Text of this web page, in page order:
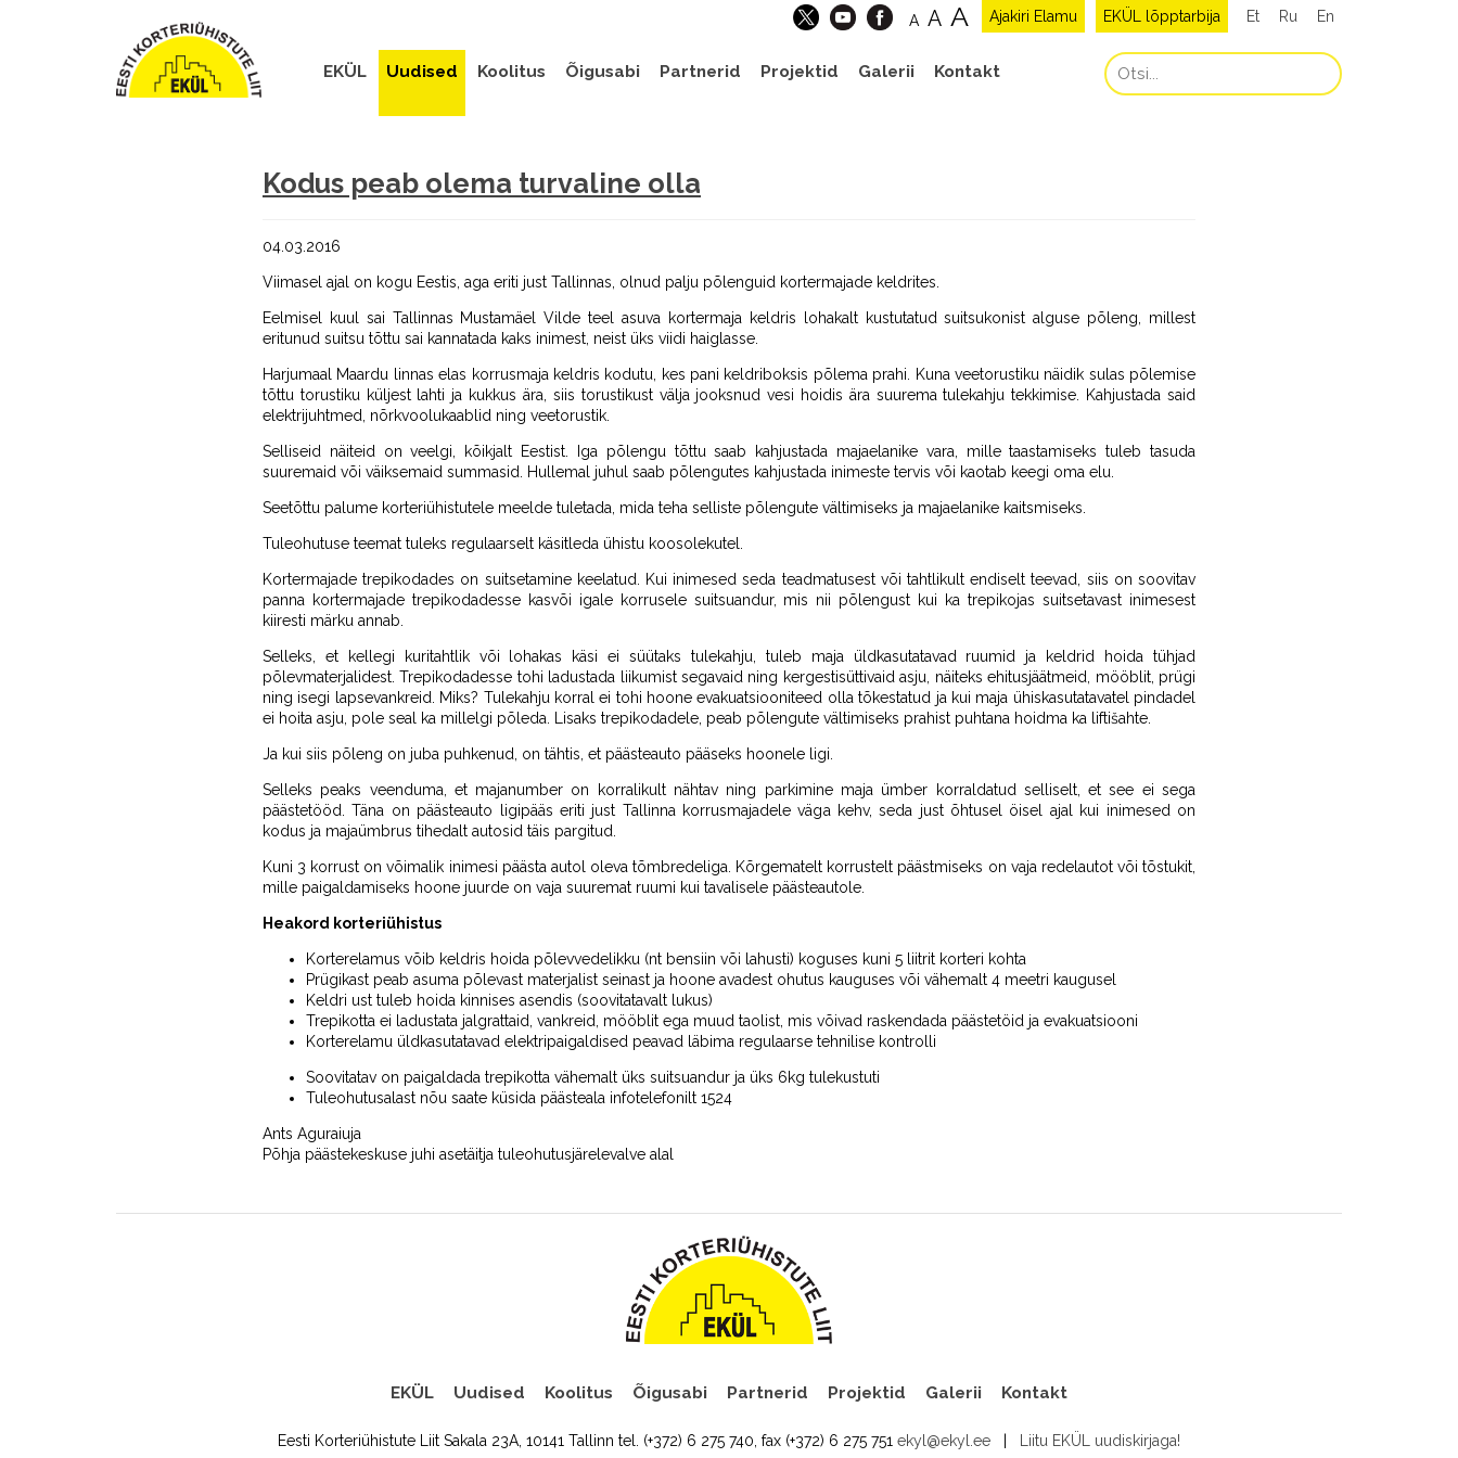
Et Ru En
EKÜL lõpptarbija
Ajakiri Elamu
A A A
EKÜL Uudised Koolitus Õigusabi Partnerid Projektid Galerii Kontakt
Kodus peab olema turvaline olla
04.03.2016
Viimasel ajal on kogu Eestis, aga eriti just Tallinnas, olnud palju põlenguid kortermajade keldrites.
Eelmisel kuul sai Tallinnas Mustamäel Vilde teel asuva kortermaja keldris lohakalt kustutatud suitsukonist alguse põleng, millest
eritunud suitsu tõttu sai kannatada kaks inimest, neist üks viidi haiglasse.
Harjumaal Maardu linnas elas korrusmaja keldris kodutu, kes pani keldriboksis põlema prahi. Kuna veetorustiku näidik sulas põlemise
tõttu torustiku küljest lahti ja kukkus ära, siis torustikust välja jooksnud vesi hoidis ära suurema tulekahju tekkimise. Kahjustada said
elektrijuhtmed, nõrkvoolukaablid ning veetorustik.
Selliseid näiteid on veelgi, kõikjalt Eestist. Iga põlengu tõttu saab kahjustada majaelanike vara, mille taastamiseks tuleb tasuda
suuremaid või väiksemaid summasid. Hullemal juhul saab põlengutes kahjustada inimeste tervis või kaotab keegi oma elu.
Seetõttu palume korteriühistutele meelde tuletada, mida teha selliste põlengute vältimiseks ja majaelanike kaitsmiseks.
Tuleohutuse teemat tuleks regulaarselt käsitleda ühistu koosolekutel.
Kortermajade trepikodades on suitsetamine keelatud. Kui inimesed seda teadmatusest või tahtlikult endiselt teevad, siis on soovitav
panna kortermajade trepikodadesse kasvõi igale korrusele suitsuandur, mis nii põlengust kui ka trepikojas suitsetavast inimesest
kiiresti märku annab.
Selleks, et kellegi kuritahtlik või lohakas käsi ei süütaks tulekahju, tuleb maja üldkasutatavad ruumid ja keldrid hoida tühjad
põlevmaterjalidest. Trepikodadesse tohi ladustada liikumist segavaid ning kergestisüttivaid asju, näiteks ehitusjäätmeid, mööblit, prügi
ning isegi lapsevankreid. Miks? Tulekahju korral ei tohi hoone evakuatsiooniteed olla tõkestatud ja kui maja ühiskasutatavatel pindadel
ei hoita asju, pole seal ka millelgi põleda. Lisaks trepikodadele, peab põlengute vältimiseks prahist puhtana hoidma ka liftišahte.
Ja kui siis põleng on juba puhkenud, on tähtis, et päästeauto pääseks hoonele ligi.
Selleks peaks veenduma, et majanumber on korralikult nähtav ning parkimine maja ümber korraldatud selliselt, et see ei sega
päästetööd. Täna on päästeauto ligipääs eriti just Tallinna korrusmajadele väga kehv, seda just õhtusel öisel ajal kui inimesed on
kodus ja majaümbrus tihedalt autosid täis pargitud.
Kuni 3 korrust on võimalik inimesi päästa autol oleva tõmbredeliga. Kõrgematelt korrustelt päästmiseks on vaja redelautot või tõstukit,
mille paigaldamiseks hoone juurde on vaja suuremat ruumi kui tavalisele päästeautole.
Heakord korteriühistus
Korterelamus võib keldris hoida põlevvedelikku (nt bensiin või lahusti) koguses kuni 5 liitrit korteri kohta
Prügikast peab asuma põlevast materjalist seinast ja hoone avadest ohutus kauguses või vähemalt 4 meetri kaugusel
Keldri ust tuleb hoida kinnises asendis (soovitatavalt lukus)
Trepikotta ei ladustata jalgrattaid, vankreid, mööblit ega muud taolist, mis võivad raskendada päästetöid ja evakuatsiooni
Korterelamu üldkasutatavad elektripaigaldised peavad läbima regulaarse tehnilise kontrolli
Soovitatav on paigaldada trepikotta vähemalt üks suitsuandur ja üks 6kg tulekustuti
Tuleohutusalast nõu saate küsida päästeala infotelefonilt 1524
Ants Aguraiuja
Põhja päästekeskuse juhi asetäitja tuleohutusjärelevalve alal
EKÜL Uudised Koolitus Õigusabi Partnerid Projektid Galerii Kontakt
Eesti Korteriühistute Liit Sakala 23A, 10141 Tallinn tel. (+372) 6 275 740, fax (+372) 6 275 751 ekyl@ekyl.ee Liitu EKÜL uudiskirjaga!